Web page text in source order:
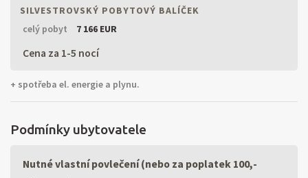
SILVESTROVSKÝ POBYTOVÝ BALÍČEK
celý pobyt
7 166 EUR
Cena za 1-5 nocí
+ spotřeba el. energie a plynu.
Podmínky ubytovatele
Nutné vlastní povlečení (nebo za poplatek 100,-